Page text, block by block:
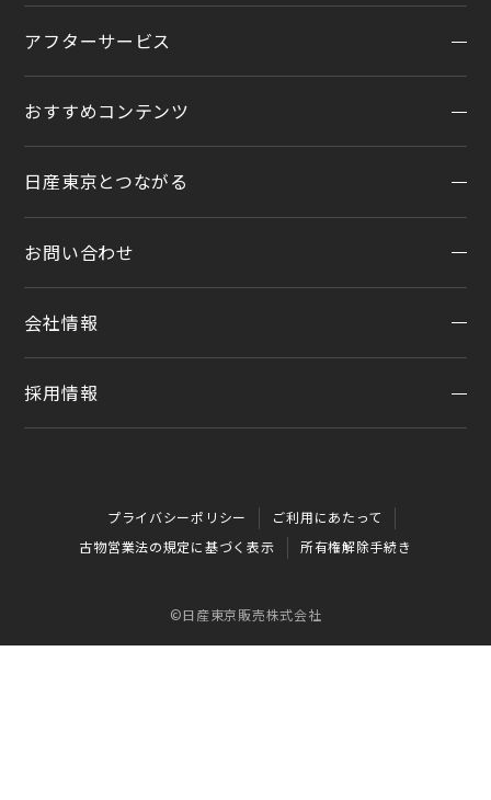
店舗統合・移転のお知らせ
クルマのサブスク（P.O.P）
法人リースオンライン受付
オンライン相談予約
オンライン見積り
カタログ請求
カーラインアップ
在庫車一覧
アフターサービス
アフターサービスTOP
メンテプロパック
季節のおすすめ商品
車内空間の商品
抗菌・抗ウイルスコートロングタイプ
おすすめコンテンツ
おすすめコンテンツ
日産東京とつながる
公式LINEアカウント
公式Youtubeアカウント
コラム「クルマと暮らす」
お問い合わせ
お問い合わせTOP
会社情報
会社情報
SDGsへの取り組み
ダイバーシティ＆インクルージョン
企業年金
採用情報
プライバシーポリシー
ご利用にあたって
古物営業法の規定に基づく表示
所有権解除手続き
©日産東京販売株式会社